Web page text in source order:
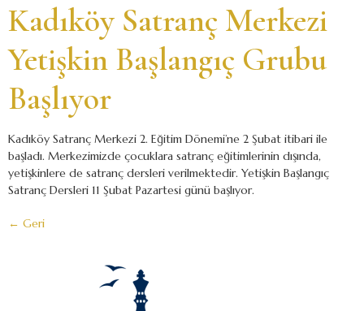
Kadıköy Satranç Merkezi
Yetişkin Başlangıç Grubu
Başlıyor
Kadıköy Satranç Merkezi 2. Eğitim Dönemi’ne 2 Şubat itibari ile
başladı. Merkezimizde çocuklara satranç eğitimlerinin dışında,
yetişkinlere de satranç dersleri verilmektedir. Yetişkin Başlangıç
Satranç Dersleri 11 Şubat Pazartesi günü başlıyor.
← Geri